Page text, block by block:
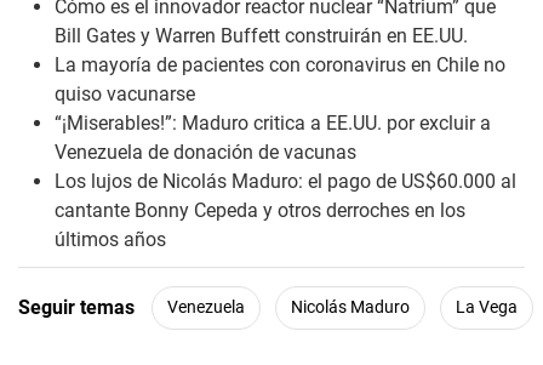
Cómo es el innovador reactor nuclear “Natrium” que
Bill Gates y Warren Buffett construirán en EE.UU.
La mayoría de pacientes con coronavirus en Chile no
quiso vacunarse
“¡Miserables!”: Maduro critica a EE.UU. por excluir a
Venezuela de donación de vacunas
Los lujos de Nicolás Maduro: el pago de US$60.000 al
cantante Bonny Cepeda y otros derroches en los
últimos años
Seguir temas Venezuela Nicolás Maduro La Vega